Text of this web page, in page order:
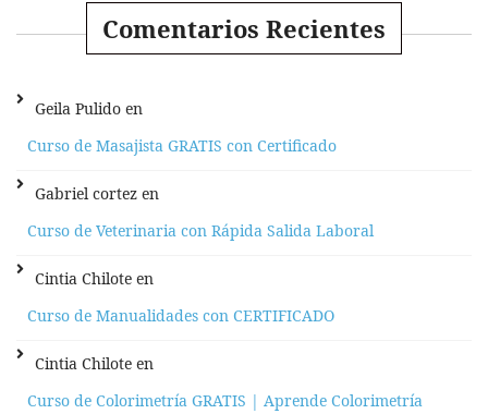
Comentarios Recientes
Geila Pulido en
Curso de Masajista GRATIS con Certificado
Gabriel cortez en
Curso de Veterinaria con Rápida Salida Laboral
Cintia Chilote en
Curso de Manualidades con CERTIFICADO
Cintia Chilote en
Curso de Colorimetría GRATIS | Aprende Colorimetría